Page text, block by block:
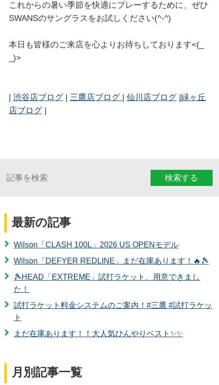
これからの暑い季節を快適にプレーするために、ぜひ
SWANSのサングラスをお試しください(^-^)
本日も皆様のご来店を心よりお待ちしております<(_
_)>
| 渋谷店ブログ| 三鷹店ブログ | 仙川店ブログ|緑ヶ丘
店ブログ|
検索する
最新の記事
Wilson「CLASH 100L」2026 US OPENモデル
Wilson「DEFYER REDLINE」まだ在庫あります！🔥🎾
🎾HEAD「EXTREME」試打ラケット、用意できまし
た！
試打ラケット料金システムのご案内！#三鷹 #試打ラケッ
ト
まだ在庫あります！！大人気ひんやりベスト✨✨
月別記事一覧